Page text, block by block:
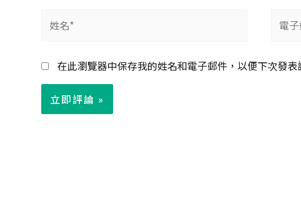
名
件
在此瀏覽器中保存我的姓名和電子郵件，以便下次發表